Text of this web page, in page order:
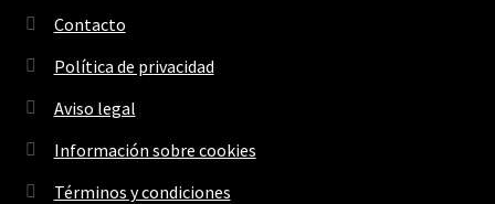
Contacto
Política de privacidad
Aviso legal
Información sobre cookies
Términos y condiciones